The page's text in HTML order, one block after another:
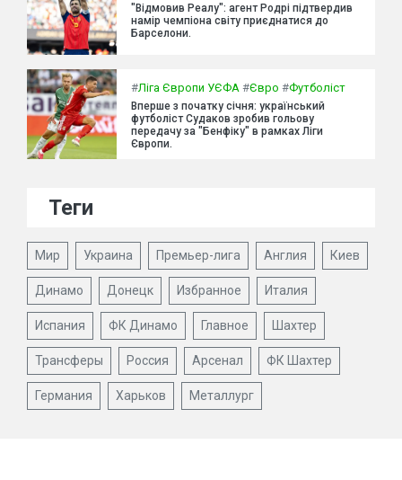
"Відмовив Реалу": агент Родрі підтвердив
намір чемпіона світу приєднатися до
Барселони.
#Ліга Європи УЄФА #Євро #Футболіст
Вперше з початку січня: український
футболіст Судаков зробив гольову
передачу за "Бенфіку" в рамках Ліги
Європи.
Теги
Мир Украина Премьер-лига Англия Киев
Динамо Донецк Избранное Италия
Испания ФК Динамо Главное Шахтер
Трансферы Россия Арсенал ФК Шахтер
Германия Харьков Металлург